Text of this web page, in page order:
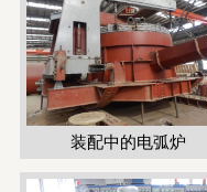
装配中的电弧炉